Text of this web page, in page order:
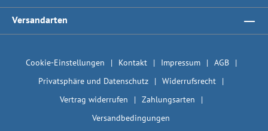
Versandarten
Cookie-Einstellungen Kontakt Impressum
AGB
Privatsphäre und Datenschutz
Widerrufsrecht
Vertrag widerrufen
Zahlungsarten
Versandbedingungen